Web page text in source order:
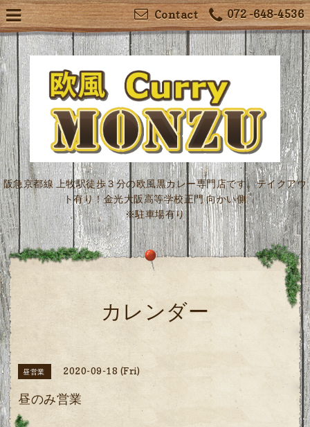
072 -648-4536
Contact
阪急京都線 上牧駅徒歩３分の欧風黒カレー専門店です。テイクアウ
ト有り！金光大阪高等学校正門 向かい側
※駐車場有り
カレンダー
昼営業 2020-09-18 (Fri)
昼のみ営業